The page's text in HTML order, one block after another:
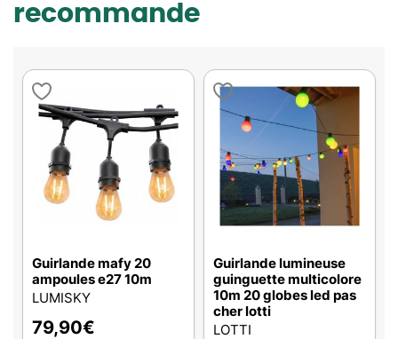
recommande
Guirlande mafy 20
ampoules e27 10m
LUMISKY
79,90€
Guirlande lumineuse
guinguette multicolore
10m 20 globes led pas
cher lotti
LOTTI